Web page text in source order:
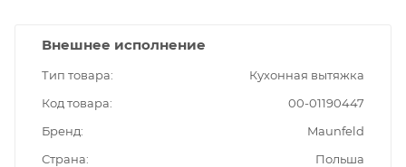
Внешнее исполнение
Тип товара
Кухонная вытяжка
Код товара
00-01190447
Бренд
Maunfeld
Страна
Польша